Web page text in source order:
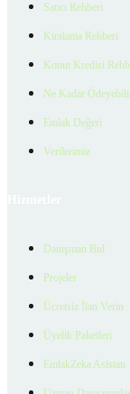
Satıcı Rehberi
Kiralama Rehberi
Konut Kredisi
Ne Kadar
Emlak Değeri
Verilerimiz
Danışman Bul
Projeler
Ücretsiz İlan Verin
Üyelik Paketleri
EmlakZeka Asistan